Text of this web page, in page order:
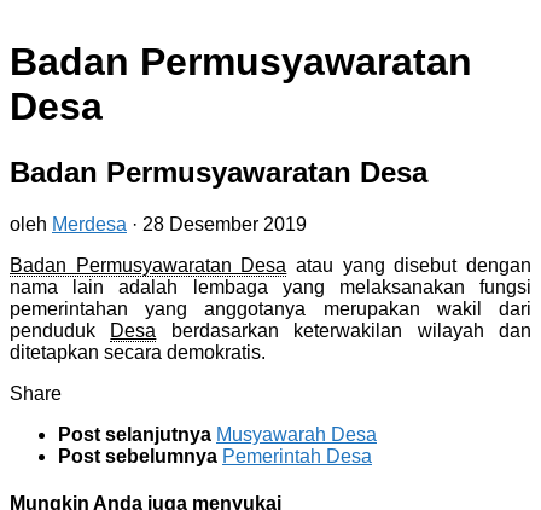
Badan Permusyawaratan
Desa
Badan Permusyawaratan Desa
oleh Merdesa · 28 Desember 2019
Badan Permusyawaratan Desa atau yang disebut dengan
nama lain adalah lembaga yang melaksanakan fungsi
pemerintahan yang anggotanya merupakan wakil dari
penduduk Desa berdasarkan keterwakilan wilayah dan
ditetapkan secara demokratis.
Share
Post selanjutnya Musyawarah Desa
Post sebelumnya Pemerintah Desa
Mungkin Anda juga menyukai